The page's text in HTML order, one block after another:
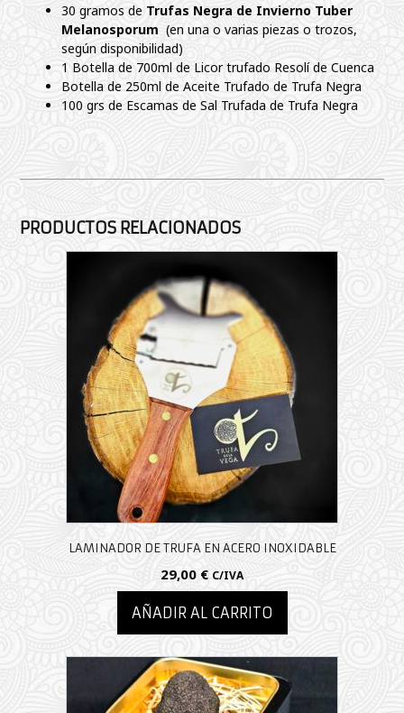
30 gramos de Trufas Negra de Invierno Tuber
Melanosporum (en una o varias piezas o trozos,
según disponibilidad)
1 Botella de 700ml de Licor trufado Resolí de Cuenca
Botella de 250ml de Aceite Trufado de Trufa Negra
100 grs de Escamas de Sal Trufada de Trufa Negra
PRODUCTOS RELACIONADOS
LAMINADOR DE TRUFA EN ACERO INOXIDABLE
29,00 € C/IVA
AÑADIR AL CARRITO